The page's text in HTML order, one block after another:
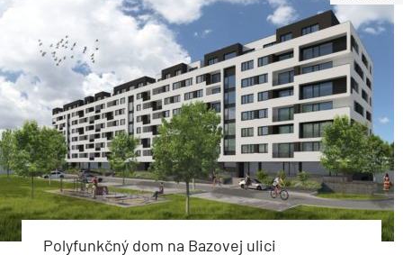
Polyfunkčný dom na Bazovej ulici